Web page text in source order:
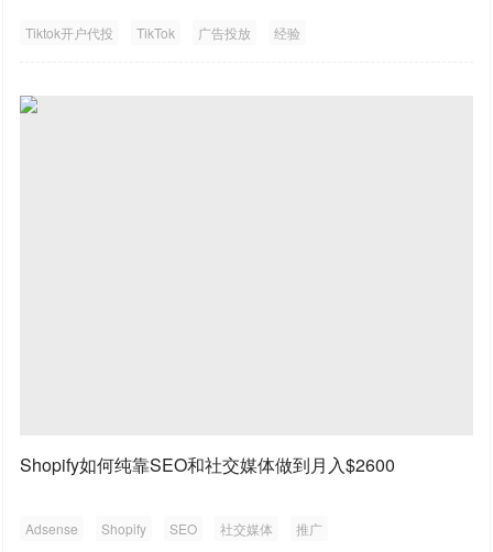
Tiktok开户代投 TikTok 广告投放 经验
Shopify如何纯靠SEO和社交媒体做到月入$2600
Adsense Shopify SEO 社交媒体 推广